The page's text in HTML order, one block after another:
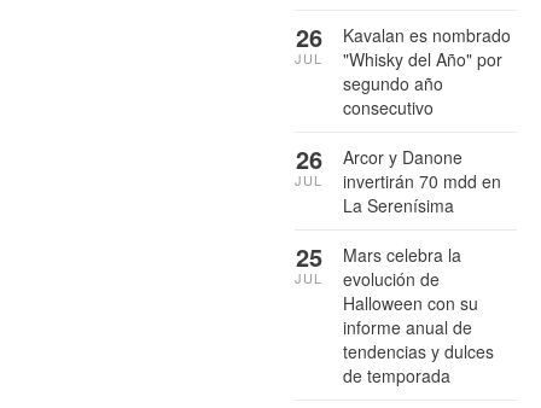
Kavalan es nombrado
"Whisky del Año" por
segundo año
consecutivo
26
JUL
Arcor y Danone
invertirán 70 mdd en
La Serenísima
26
JUL
Mars celebra la
evolución de
Halloween con su
informe anual de
tendencias y dulces
de temporada
25
JUL